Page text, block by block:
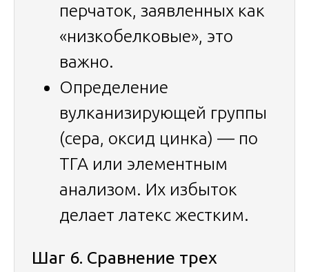
перчаток, заявленных как
«низкобелковые», это
важно.
Определение
вулканизирующей группы
(сера, оксид цинка) — по
ТГА или элементным
анализом. Их избыток
делает латекс жестким.
Шаг 6. Сравнение трех